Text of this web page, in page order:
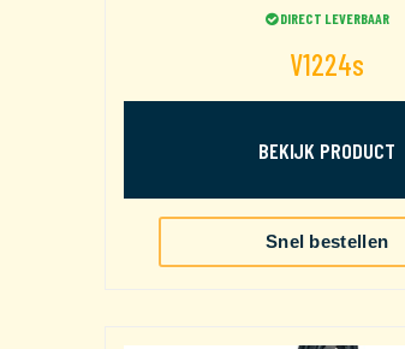
DIRECT LEVERBAAR
V1224s
BEKIJK PRODUCT